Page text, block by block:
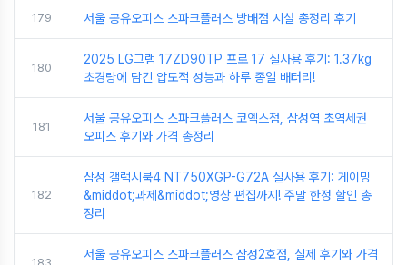
179 서울 공유오피스 스파크플러스 방배점 시설 총정리 후기
180
2025 LG그램 17ZD90TP 프로 17 실사용 후기: 1.37kg
초경량에 담긴 압도적 성능과 하루 종일 배터리!
181
서울 공유오피스 스파크플러스 코엑스점, 삼성역 초역세권
오피스 후기와 가격 총정리
182
삼성 갤럭시북4 NT750XGP-G72A 실사용 후기: 게이밍
&middot;과제&middot;영상 편집까지! 주말 한정 할인 총
정리
서울 공유오피스 스파크플러스 삼성2호점, 실제 후기와 가격